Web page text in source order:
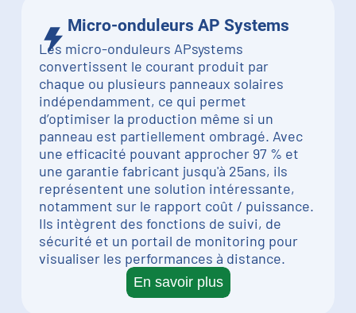
Micro-onduleurs AP Systems
Les micro-onduleurs APsystems
convertissent le courant produit par
chaque ou plusieurs panneaux solaires
indépendamment, ce qui permet
d’optimiser la production même si un
panneau est partiellement ombragé. Avec
une efficacité pouvant approcher 97 % et
une garantie fabricant jusqu'à 25ans, ils
représentent une solution intéressante,
notamment sur le rapport coût / puissance.
Ils intègrent des fonctions de suivi, de
sécurité et un portail de monitoring pour
visualiser les performances à distance.
En savoir plus